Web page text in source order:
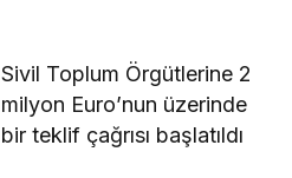
Sivil Toplum Örgütlerine 2
milyon Euro’nun üzerinde
bir teklif çağrısı başlatıldı